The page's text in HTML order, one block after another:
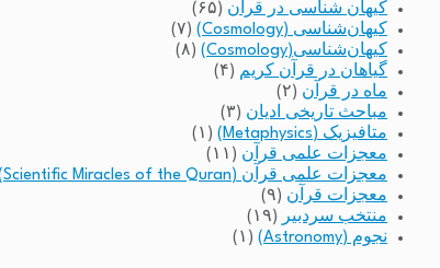
کیهان شناسی در قرآن (۶۵)
کیهان‌شناسی (Cosmology)
(۷)
کیهان‌شناسی(Cosmology)
(۸)
گیاهان در قرآن کریم (۴)
ماه در قرآن (۲)
مباحث تاریخی ادیان (۳)
متافیزیک (Metaphysics)
(۱)
معجزات علمی قرآن (۱۱)
معجزات علمی قرآن (Scientific Miracles of the Quran)
معجزات قرآن (۹)
منتخب سردبیر
(۱۹)
نجوم (Astronomy)
(۱)